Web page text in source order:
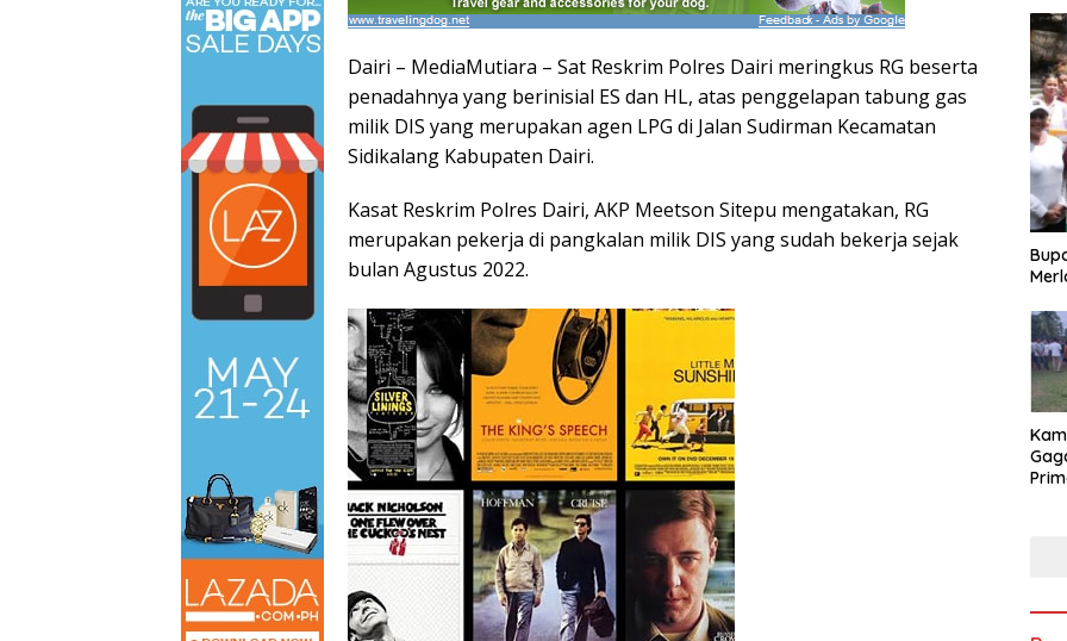
Dairi – MediaMutiara – Sat Reskrim Polres Dairi meringkus RG beserta
penadahnya yang berinisial ES dan HL, atas penggelapan tabung gas
milik DIS yang merupakan agen LPG di Jalan Sudirman Kecamatan
Sidikalang Kabupaten Dairi.
Kasat Reskrim Polres Dairi, AKP Meetson Sitepu mengatakan, RG
merupakan pekerja di pangkalan milik DIS yang sudah bekerja sejak
bulan Agustus 2022.